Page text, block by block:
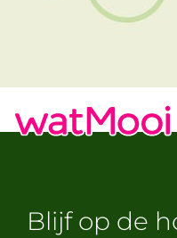
Blijf op de